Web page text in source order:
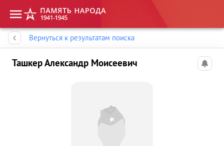
Вернуться к результатам поиска
Ташкер Александр Моисеевич
Память народа